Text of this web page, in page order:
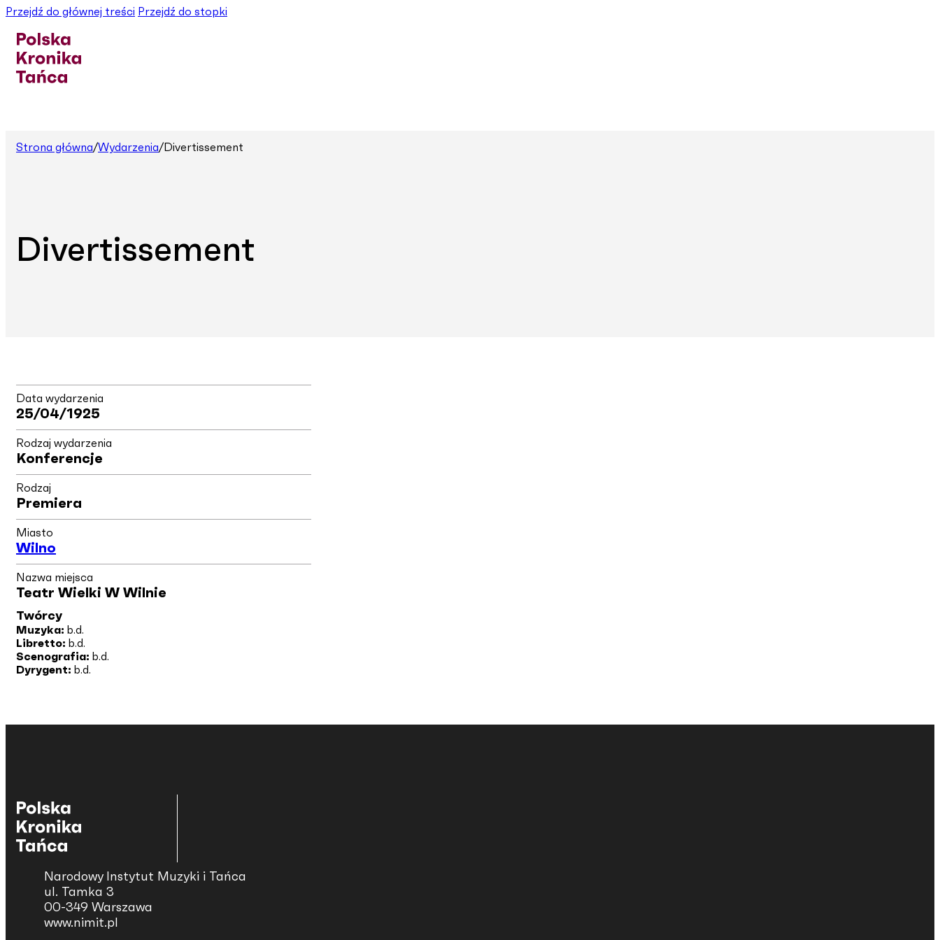
Przejdź do głównej treści Przejdź do stopki
Strona główna/Wydarzenia/Divertissement
Divertissement
Data wydarzenia
25/04/1925
Rodzaj wydarzenia
Konferencje
Rodzaj
Premiera
Miasto
Wilno
Nazwa miejsca
Teatr Wielki W Wilnie
Twórcy
Muzyka: b.d.
Libretto: b.d.
Scenografia: b.d.
Dyrygent: b.d.
Narodowy Instytut Muzyki i Tańca
ul. Tamka 3
00-349 Warszawa
www.nimit.pl